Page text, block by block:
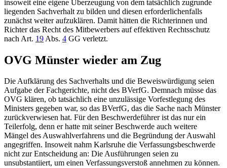
insoweit eine eigene Überzeugung von dem tatsächlich zugrunde
liegenden Sachverhalt zu bilden und diesen erforderlichenfalls
zunächst weiter aufzuklären. Damit hätten die Richterinnen und
Richter das Recht des Mitbewerbers auf effektiven Rechtsschutz
nach Art. 19 Abs. 4 GG verletzt.
OVG Münster wieder am Zug
Die Aufklärung des Sachverhalts und die Beweiswürdigung seien
Aufgabe der Fachgerichte, nicht des BVerfG. Demnach müsse das
OVG klären, ob tatsächlich eine unzulässige Vorfestlegung des
Ministers gegeben war, so das BVerfG, das die Sache nach Münster
zurückverwiesen hat. Für den Beschwerdeführer ist das nur ein
Teilerfolg, denn er hatte mit seiner Beschwerde auch weitere
Mängel des Auswahlverfahrens und die Begründung der Auswahl
angegriffen. Insoweit nahm Karlsruhe die Verfassungsbeschwerde
nicht zur Entscheidung an: Die Ausführungen seien zu
unsubstantiiert, um einen Verfassungsverstoß annehmen zu können.